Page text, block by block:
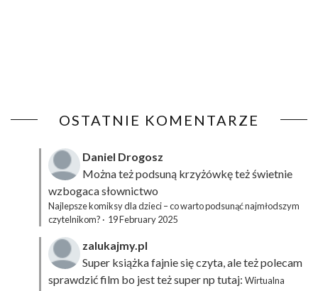
OSTATNIE KOMENTARZE
Daniel Drogosz
Można też podsuną krzyżówkęteż świetnie
wzbogaca słownictwo
Najlepsze komiksy dla dzieci – co warto podsunąć najmłodszym
czytelnikom? · 19 February 2025
zalukajmy.pl
Super książka fajnie się czyta, ale też polecam
sprawdzić film bo jest też super np tutaj: Wirtualna